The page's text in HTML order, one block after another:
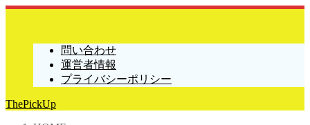
問い合わせ
運営者情報
プライバシーポリシー
ThePickUp